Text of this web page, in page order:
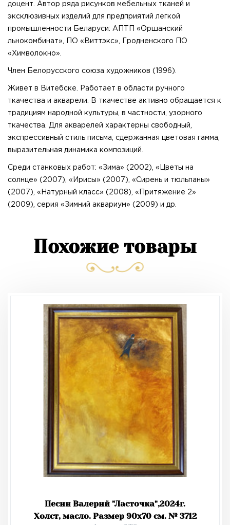
доцент. Автор ряда рисунков мебельных тканей и
эксклюзивных изделий для предприятий легкой
промышленности Беларуси: АПТП «Оршанский
льнокомбинат», ПО «Виттэкс», Гродненского ПО
«Химволокно».
Член Белорусского союза художников (1996).
Живет в Витебске. Работает в области ручного
ткачества и акварели. В ткачестве активно обращается к
традициям народной культуры, в частности, узорного
ткачества. Для акварелей характерны свободный,
экспрессивный стиль письма, сдержанная цветовая гамма,
выразительная динамика композиций.
Среди станковых работ: «Зима» (2002), «Цветы на
солнце» (2007), «Ирисы» (2007), «Сирень и тюльпаны»
(2007), «Натурный класс» (2008), «Притяжение 2»
(2009), серия «Зимний аквариум» (2009) и др.
Похожие товары
Песин Валерий "Ласточка",2024г.
Холст, масло. Размер 90х70 см. № 3712